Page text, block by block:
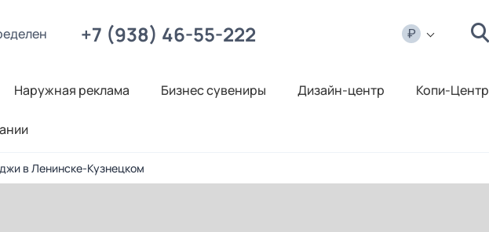
+7 (938) 46-55-222
Наружная реклама Бизнес сувениры Дизайн-центр Копи-Центр
в Ленинске-Кузнецком